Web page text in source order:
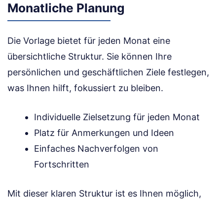
Monatliche Planung
Die Vorlage bietet für jeden Monat eine
übersichtliche Struktur. Sie können Ihre
persönlichen und geschäftlichen Ziele festlegen,
was Ihnen hilft, fokussiert zu bleiben.
Individuelle Zielsetzung für jeden Monat
Platz für Anmerkungen und Ideen
Einfaches Nachverfolgen von
Fortschritten
Mit dieser klaren Struktur ist es Ihnen möglich,